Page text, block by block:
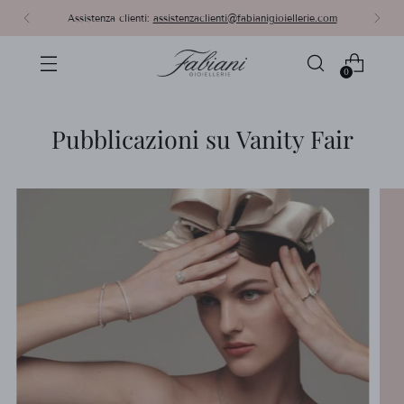
Assistenza clienti: assistenzaclienti@fabianigioiellerie.com
0
Pubblicazioni su Vanity Fair